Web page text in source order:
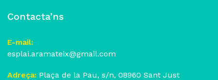
Contacta’ns
E-mail:
esplai.aramateix@gmail.com
Adreça: Plaça de la Pau, s/n, 08960 Sant Just